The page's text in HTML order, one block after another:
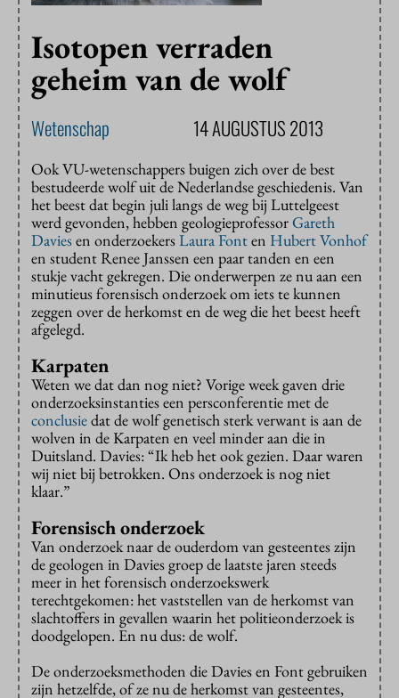
Isotopen verraden
geheim van de wolf
Wetenschap 14 AUGUSTUS 2013
Ook VU-wetenschappers buigen zich over de best
bestudeerde wolf uit de Nederlandse geschiedenis. Van
het beest dat begin juli langs de weg bij Luttelgeest
werd gevonden, hebben geologieprofessorGareth
Daviesen onderzoekersLaura Fonten Hubert Vonhof
en student Renee Janssen een paar tanden en een
stukje vacht gekregen. Die onderwerpen ze nu aan een
minutieus forensisch onderzoek om iets te kunnen
zeggen over de herkomst en de weg die het beest heeft
afgelegd.
Karpaten
Weten we dat dan nog niet? Vorige week gaven drie
onderzoeksinstanties een persconferentie met de
conclusiedat de wolf genetisch sterk verwant is aan de
wolven in de Karpaten en veel minder aan die in
Duitsland. Davies: “Ik heb het ook gezien. Daar waren
wij niet bij betrokken. Ons onderzoek is nog niet
klaar.”
Forensisch onderzoek
Van onderzoek naar de ouderdom van gesteentes zijn
de geologen in Davies groep de laatste jaren steeds
meer in het forensisch onderzoekswerk
terechtgekomen: het vaststellen van de herkomst van
slachtoffers in gevallen waarin het politieonderzoek is
doodgelopen. En nu dus: de wolf.
De onderzoeksmethoden die Davies en Font gebruiken
zijn hetzelfde, of ze nu de herkomst van gesteentes,